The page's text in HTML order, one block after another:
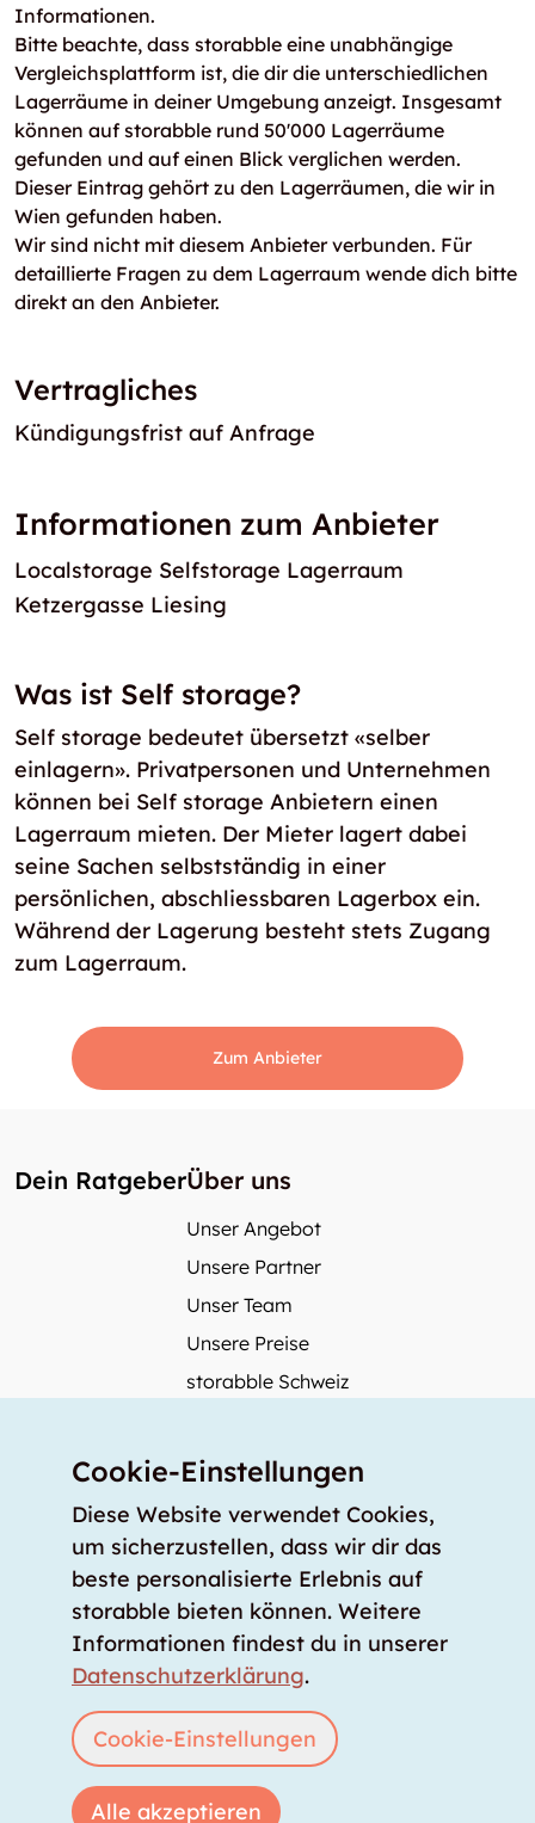
Informationen.
Bitte beachte, dass storabble eine unabhängige
Vergleichsplattform ist, die dir die unterschiedlichen
Lagerräume in deiner Umgebung anzeigt. Insgesamt
können auf storabble rund 50'000 Lagerräume
gefunden und auf einen Blick verglichen werden.
Dieser Eintrag gehört zu den Lagerräumen, die wir in
Wien gefunden haben.
Wir sind nicht mit diesem Anbieter verbunden. Für
detaillierte Fragen zu dem Lagerraum wende dich bitte
direkt an den Anbieter.
Vertragliches
Kündigungsfrist auf Anfrage
Informationen zum Anbieter
Localstorage Selfstorage Lagerraum
Ketzergasse Liesing
Was ist Self storage?
Self storage bedeutet übersetzt «selber
einlagern». Privatpersonen und Unternehmen
können bei Self storage Anbietern einen
Lagerraum mieten. Der Mieter lagert dabei
seine Sachen selbstständig in einer
persönlichen, abschliessbaren Lagerbox ein.
Während der Lagerung besteht stets Zugang
zum Lagerraum.
Zum Anbieter
Dein RatgeberÜber uns
Unser Angebot
Unsere Partner
Unser Team
Unsere Preise
storabble Schweiz
Mehr über storabble
Medienbeiträge
Wie gross muss ein Lagerraum sein?
Was kostet ein Lagerraum?
Für Lageranbieter
Anmelden Lagerraum inserieren
Cookie-Einstellungen
Diese Website verwendet Cookies,
um sicherzustellen, dass wir dir das
beste personalisierte Erlebnis auf
storabble bieten können. Weitere
Informationen findest du in unserer
Datenschutzerklärung.
Cookie-Einstellungen
Alle akzeptieren